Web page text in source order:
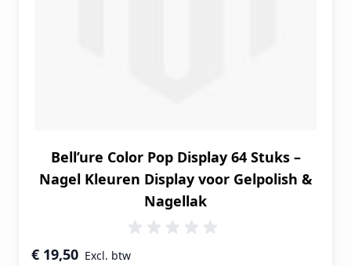
Bell’ure Color Pop Display 64 Stuks –
Nagel Kleuren Display voor Gelpolish &
Nagellak
Speciale prijs
€ 19,50